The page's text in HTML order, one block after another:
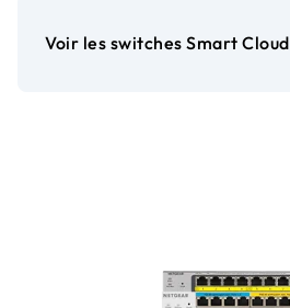
Voir les switches Smart Cloud